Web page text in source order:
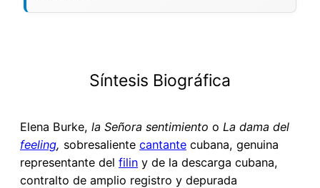
Síntesis Biográfica
Elena Burke, la Señora sentimiento o La dama del
feeling, sobresaliente cantante cubana, genuina
representante del filin y de la descarga cubana,
contralto de amplio registro y depurada